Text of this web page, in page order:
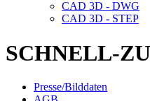
CAD 3D - DWG
CAD 3D - STEP
SCHNELL-
Presse/Bilddaten